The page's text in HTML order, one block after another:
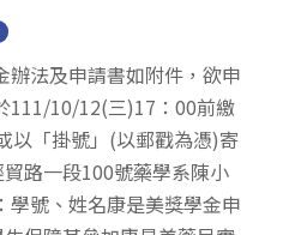
辦法及申請書如附件，欲申
111/10/12(三)17：00前繳
以「掛號」(以郵戳為憑)寄
路一段100號藥學系陳小
學號、姓名康是美獎學金申